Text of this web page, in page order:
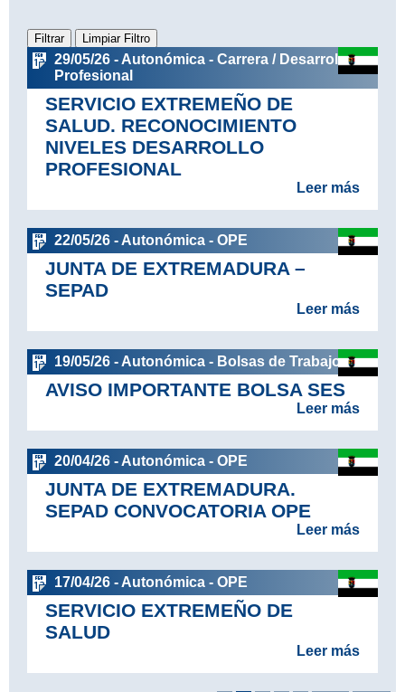
29/05/26 - Autonómica - Carrera / Desarrollo
Profesional
SERVICIO EXTREMEÑO DE
SALUD. RECONOCIMIENTO
NIVELES DESARROLLO
PROFESIONAL
Leer más
22/05/26 - Autonómica - OPE
JUNTA DE EXTREMADURA –
SEPAD
Leer más
19/05/26 - Autonómica - Bolsas de Trabajo
AVISO IMPORTANTE BOLSA SES
Leer más
20/04/26 - Autonómica - OPE
JUNTA DE EXTREMADURA.
SEPAD CONVOCATORIA OPE
Leer más
17/04/26 - Autonómica - OPE
SERVICIO EXTREMEÑO DE
SALUD
Leer más